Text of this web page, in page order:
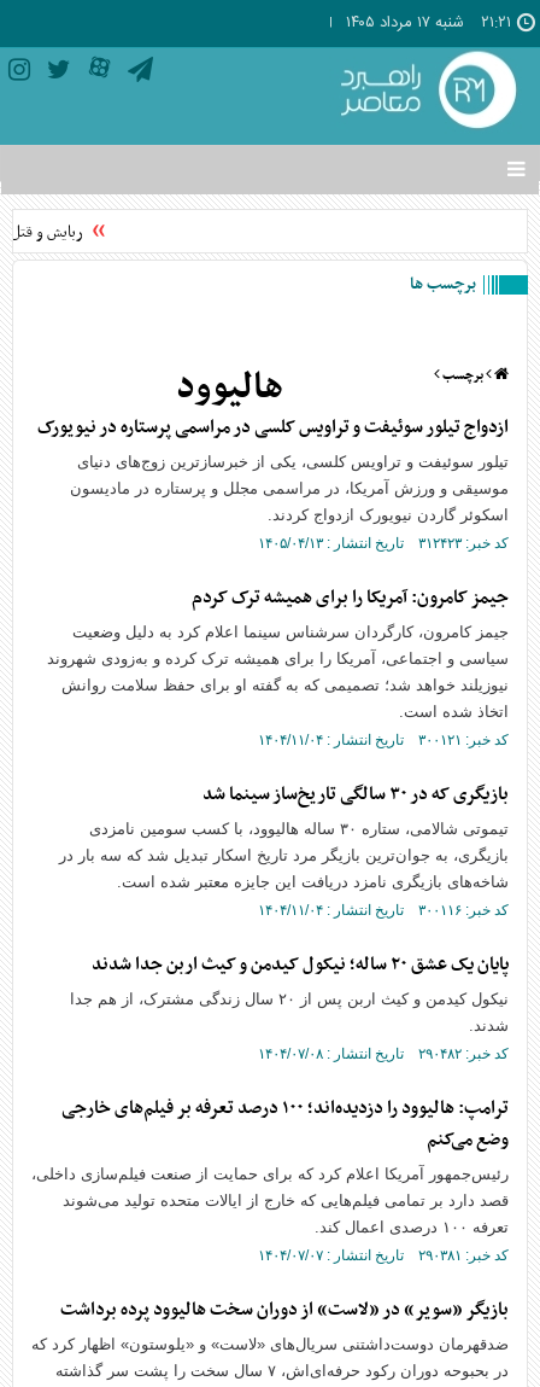
۲۱:۲۱ شنبه ۱۷ مرداد ۱۴۰۵
تغییر
وضعیت
منوی
ها
ربایش و قتل
برچسب ها
برچسب هالیوود
ازدواج تیلور سوئیفت و تراویس کلسی در مراسمی پرستاره در نیویورک
تیلور سوئیفت و تراویس کلسی، یکی از خبرسازترین زوج‌های دنیای
موسیقی و ورزش آمریکا، در مراسمی مجلل و پرستاره در مادیسون
اسکوئر گاردن نیویورک ازدواج کردند.
کد خبر: ۳۱۲۴۲۳ تاریخ انتشار : ۱۴۰۵/۰۴/۱۳
جیمز کامرون: آمریکا را برای همیشه ترک کردم
جیمز کامرون، کارگردان سرشناس سینما اعلام کرد به دلیل وضعیت
سیاسی و اجتماعی، آمریکا را برای همیشه ترک کرده و به‌زودی شهروند
نیوزیلند خواهد شد؛ تصمیمی که به گفته او برای حفظ سلامت روانش
اتخاذ شده است.
کد خبر: ۳۰۰۱۲۱ تاریخ انتشار : ۱۴۰۴/۱۱/۰۴
بازیگری که در ۳۰ سالگی تاریخ‌ساز سینما شد
تیموتی شالامی، ستاره ۳۰ ساله هالیوود، با کسب سومین نامزدی
بازیگری، به جوان‌ترین بازیگر مرد تاریخ اسکار تبدیل شد که سه بار در
شاخه‌های بازیگری نامزد دریافت این جایزه معتبر شده است.
کد خبر: ۳۰۰۱۱۶ تاریخ انتشار : ۱۴۰۴/۱۱/۰۴
پایان یک عشق ۲۰ ساله؛ نیکول کیدمن و کیث اربن جدا شدند
نیکول کیدمن و کیث اربن پس از ۲۰ سال زندگی مشترک، از هم جدا
شدند.
کد خبر: ۲۹۰۴۸۲ تاریخ انتشار : ۱۴۰۴/۰۷/۰۸
ترامپ: هالیوود را دزدیده‌اند؛ ۱۰۰ درصد تعرفه بر فیلم‌های خارجی
وضع می‌کنم
رئیس‌جمهور آمریکا اعلام کرد که برای حمایت از صنعت فیلم‌سازی داخلی،
قصد دارد بر تمامی فیلم‌هایی که خارج از ایالات متحده تولید می‌شوند
تعرفه ۱۰۰ درصدی اعمال کند.
کد خبر: ۲۹۰۳۸۱ تاریخ انتشار : ۱۴۰۴/۰۷/۰۷
بازیگر «سویر» در «لاست» از دوران سخت هالیوود پرده برداشت
ضدقهرمان دوست‌داشتنی سریال‌های «لاست» و «یلوستون» اظهار کرد که
در بحبوحه دوران رکود حرفه‌ای‌اش، ۷ سال سخت را پشت سر گذاشته